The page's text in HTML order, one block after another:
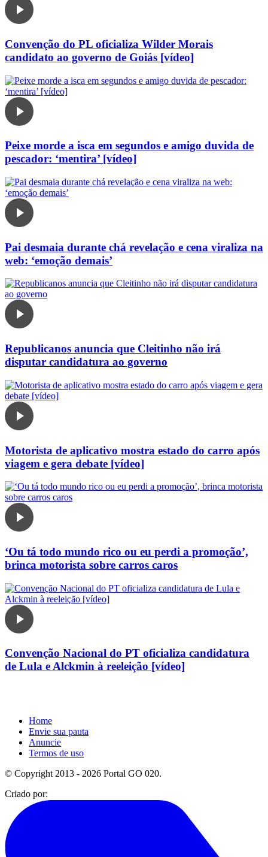
Convenção do PL oficializa Wilder Morais
candidato ao governo de Goiás [vídeo]
Peixe morde a isca em segundos e amigo duvida de
pescador: ‘mentira’ [vídeo]
Pai desmaia durante chá revelação e cena viraliza na
web: ‘emoção demais’
Republicanos anuncia que Cleitinho não irá
disputar candidatura ao governo
Motorista de aplicativo mostra estado do carro após
viagem e gera debate [vídeo]
‘Ou tá todo mundo rico ou eu perdi a promoção’,
brinca motorista sobre carros caros
Convenção Nacional do PT oficializa candidatura
de Lula e Alckmin à reeleição [vídeo]
Home
Envie sua pauta
Anuncie
Termos de uso
© Copyright 2013 - 2026 Portal GO 020.
Criado por: